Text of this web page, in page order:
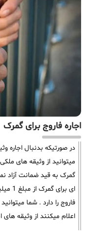
اجاره فاروج برای گمرک
در صورتیکه بدنبال اجاره
میتوانید از وثیقه های
گمرک به قید ضمانت آزاد
فاروج را دارد . شما
اعلام میکنند از وثیقه های